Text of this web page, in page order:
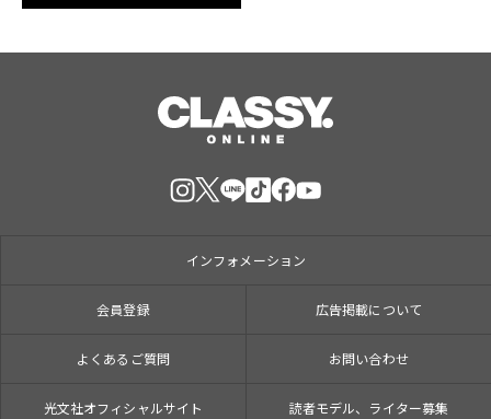
インフォメーション
会員登録 広告掲載について
よくあるご質問 お問い合わせ
光文社オフィシャルサイト 読者モデル、ライター募集